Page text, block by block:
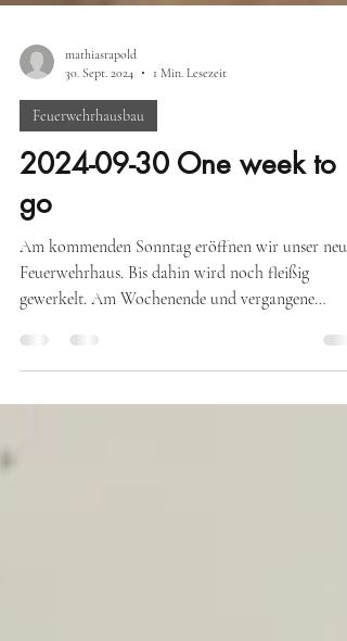
mathiasrapold
30. Sept. 2024
Feuerwehrhausbau
2024-09-30 One week to
go
Am kommenden Sonntag eröffnen wir unser neues
gewerkelt. Am Wochenende und vergangene
Woche...